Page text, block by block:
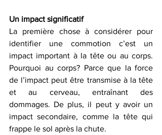
Un impact significatif
La première chose à considérer pour
identifier une commotion c’est un
impact important à la tête ou au corps.
Pourquoi au corps? Parce que la force
de l’impact peut être transmise à la tête
et au cerveau, entraînant des
dommages. De plus, il peut y avoir un
impact secondaire, comme la tête qui
frappe le sol après la chute.